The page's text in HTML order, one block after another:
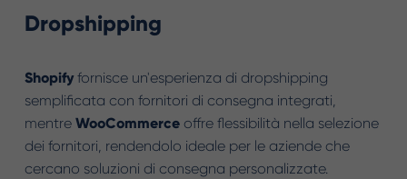
Dropshipping
Shopifyfornisce un'esperienza di dropshipping
semplificata con fornitori di consegna integrati,
mentre WooCommerceoffre flessibilità nella selezione
dei fornitori, rendendolo ideale per le aziende che
cercano soluzioni di consegna personalizzate.